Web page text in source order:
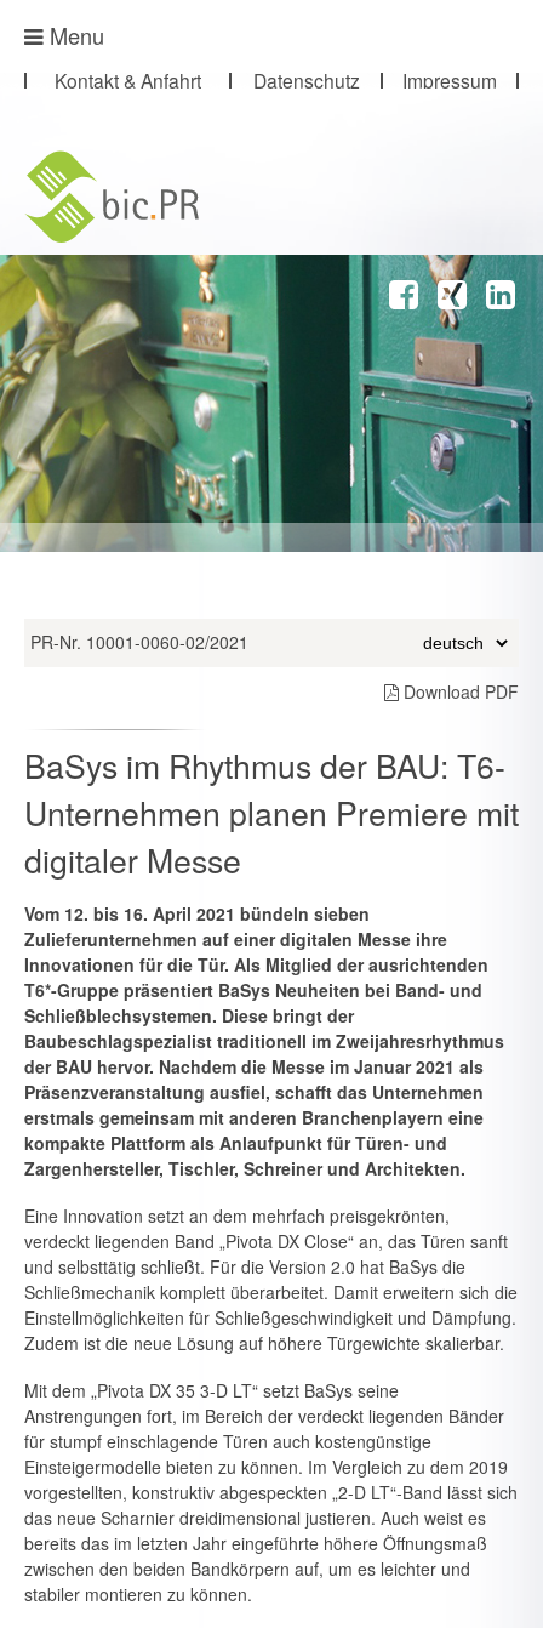
Menu
Presse-Abo
Kontakt & Anfahrt Datenschutz Impressum
PR-Nr. 10001-0060-02/2021
Download PDF
BaSys im Rhythmus der BAU: T6-
Unternehmen planen Premiere mit
digitaler Messe
Vom 12. bis 16. April 2021 bündeln sieben
Zulieferunternehmen auf ei­ner digitalen Messe ihre
Innovationen für die Tür. Als Mitglied der aus­richtenden
T6*-Gruppe präsentiert BaSys Neuheiten bei Band- und
Schließblechsystemen. Diese bringt der
Baubeschlagspezialist traditio­nell im Zweijahresrhythmus
der BAU hervor. Nachdem die Messe im Januar 2021 als
Präsenzveranstaltung ausfiel, schafft das Unterneh­men
erstmals gemeinsam mit anderen Branchenplayern eine
kom­pakte Plattform als Anlaufpunkt für Türen- und
Zargenhersteller, Tisch­ler, Schreiner und Architekten.
Eine Innovation setzt an dem mehrfach preisgekrönten,
verdeckt liegen­den Band „Pivota DX Close“ an, das Türen sanft
und selbsttätig schließt. Für die Version 2.0 hat BaSys die
Schließmechanik komplett überarbei­tet. Damit erweitern sich die
Einstellmöglichkeiten für Schließgeschwin­digkeit und Dämpfung.
Zudem ist die neue Lösung auf höhere Türge­wichte skalierbar.
Mit dem „Pivota DX 35 3-D LT“ setzt BaSys seine
Anstrengungen fort, im Bereich der verdeckt liegenden Bänder
für stumpf einschlagende Türen auch kostengünstige
Einsteigermodelle bieten zu können. Im Vergleich zu dem 2019
vorgestellten, konstruktiv abgespeckten „2-D LT“-Band lässt sich
das neue Scharnier dreidimensional justieren. Auch weist es
bereits das im letzten Jahr eingeführte höhere Öffnungsmaß
zwischen den beiden Bandkörpern auf, um es leichter und
stabiler montieren zu können.